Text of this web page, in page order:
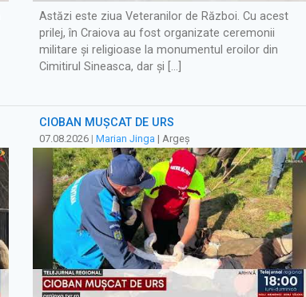
Astăzi este ziua Veteranilor de Război. Cu acest
prilej, în Craiova au fost organizate ceremonii
militare și religioase la monumentul eroilor din
Cimitirul Sineasca, dar și […]
CIOBAN MUȘCAT DE URS
07.08.2026 | Marian Jinga | Argeș